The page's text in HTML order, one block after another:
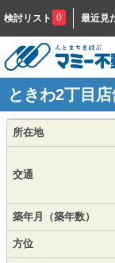
検討リスト 0 最近見
ときわ2丁目
所在地
交通
築年月（築年数）
方位